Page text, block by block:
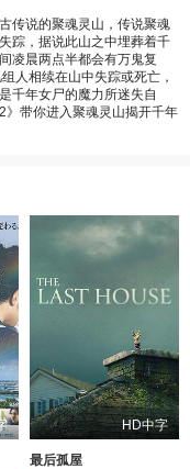
传说的聚魂灵山，传说聚魂
踪，据说此山之中埋葬着千
凌晨两点半都会有万鬼复
相续在山中失踪或死亡，
千年女尸的魔力所迷失自
》带你进入聚魂灵山揭开千年
HD中字
最后孤屋